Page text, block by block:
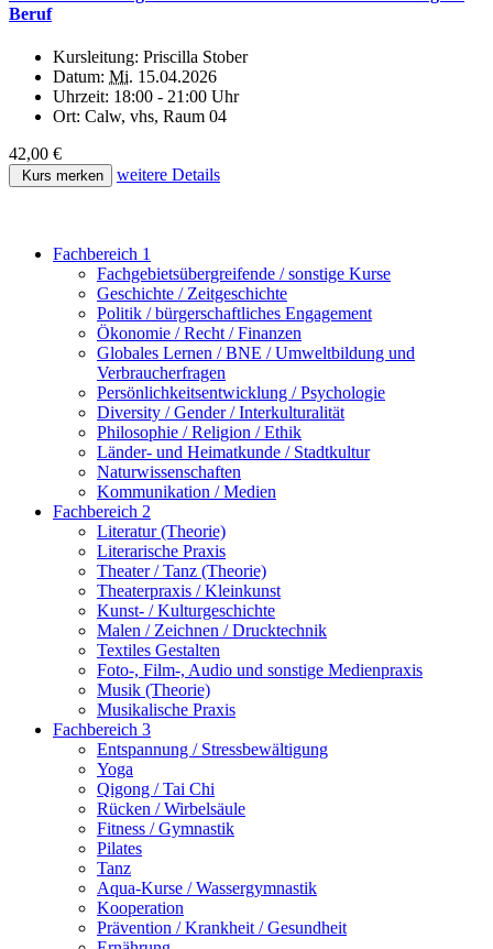
Beruf
Kursleitung: Priscilla Stober
Datum: Mi. 15.04.2026
Uhrzeit: 18:00 - 21:00 Uhr
Ort: Calw, vhs, Raum 04
42,00 €
Kurs merken weitere Details
Fachbereich 1
Fachgebietsübergreifende / sonstige Kurse
Geschichte / Zeitgeschichte
Politik / bürgerschaftliches Engagement
Ökonomie / Recht / Finanzen
Globales Lernen / BNE / Umweltbildung und
Verbraucherfragen
Persönlichkeitsentwicklung / Psychologie
Diversity / Gender / Interkulturalität
Philosophie / Religion / Ethik
Länder- und Heimatkunde / Stadtkultur
Naturwissenschaften
Kommunikation / Medien
Fachbereich 2
Literatur (Theorie)
Literarische Praxis
Theater / Tanz (Theorie)
Theaterpraxis / Kleinkunst
Kunst- / Kulturgeschichte
Malen / Zeichnen / Drucktechnik
Textiles Gestalten
Foto-, Film-, Audio und sonstige Medienpraxis
Musik (Theorie)
Musikalische Praxis
Fachbereich 3
Entspannung / Stressbewältigung
Yoga
Qigong / Tai Chi
Rücken / Wirbelsäule
Fitness / Gymnastik
Pilates
Tanz
Aqua-Kurse / Wassergymnastik
Kooperation
Prävention / Krankheit / Gesundheit